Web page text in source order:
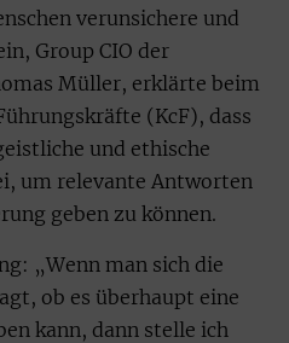
verunsichere und
Group CIO der
Müller, erklärte beim
(KcF), dass
und ethische
um relevante Antworten
geben zu können.
„Wenn man sich die
ob es überhaupt eine
kann, dann stelle ich